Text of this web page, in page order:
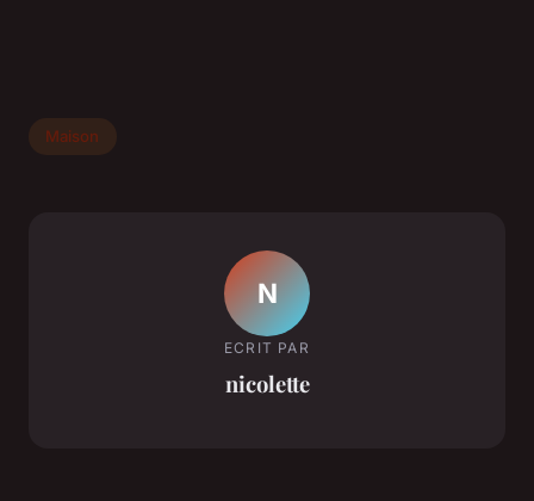
Maison
N
ECRIT PAR
nicolette